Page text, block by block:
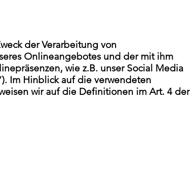
der Verarbeitung von
Onlineangebotes und der mit ihm
wie z.B. unser Social Media
Im Hinblick auf die verwendeten
wir auf die Definitionen im Art. 4 der